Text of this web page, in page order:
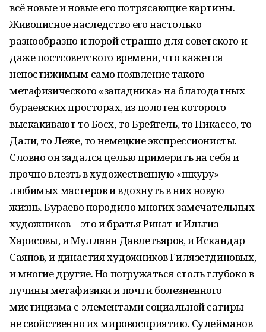
всё новые и новые его потрясающие картины.
Живописное наследство его настолько
разнообразно и порой странно для советского и
даже постсоветского времени, что кажется
непостижимым само появление такого
метафизического «западника» на благодатных
бураевских просторах, из полотен которого
выскакивают то Босх, то Брейгель, то Пикассо, то
Дали, то Леже, то немецкие экспрессионисты.
Словно он задался целью примерить на себя и
прочно влезть в художественную «шкуру»
любимых мастеров и вдохнуть в них новую
жизнь. Бураево породило многих замечательных
художников – это и братья Ринат и Ильгиз
Харисовы, и Муллаян Давлетьяров, и Искандар
Саяпов, и династия художников Гилязетдиновых,
и многие другие. Но погружаться столь глубоко в
пучины метафизики и почти болезненного
мистицизма с элементами социальной сатиры
не свойственно их мировосприятию. Сулейманов